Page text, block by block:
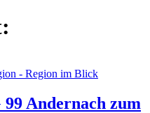
- Region im Blick
99 Andernach zum